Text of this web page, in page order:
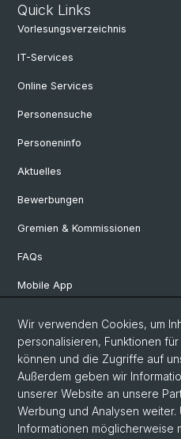
Quick Links
Vorlesungsverzeichnis
IT-Services
Online Services
Personensuche
Personeninfo
Aktuelles
Bewerbungen
Gremien & Kommissionen
FAQs
Mobile App
Departement Geschichte
Departement
Departement Künste, Medien,
Departement Sprach- und
Wir verwenden Cookies, um
personalisieren, Funktionen
können und die Zugriffe auf
Außerdem geben wir
unserer Website an unsere
Werbung und Analysen
Informationen möglicherweise